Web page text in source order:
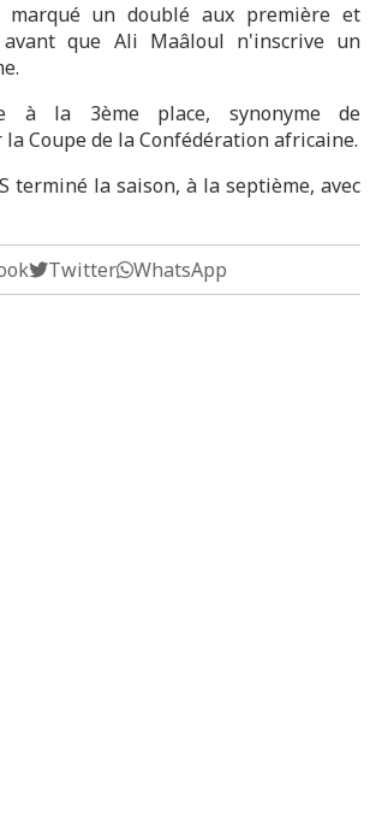
un doublé aux première et
avant que Ali Maâloul n'inscrive un
à la 3ème place, synonyme de
Coupe de la Confédération africaine.
terminé la saison, à la septième, avec
Twitter WhatsApp